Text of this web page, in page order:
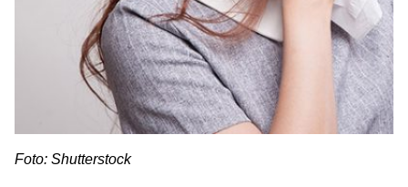
Foto: Shutterstock